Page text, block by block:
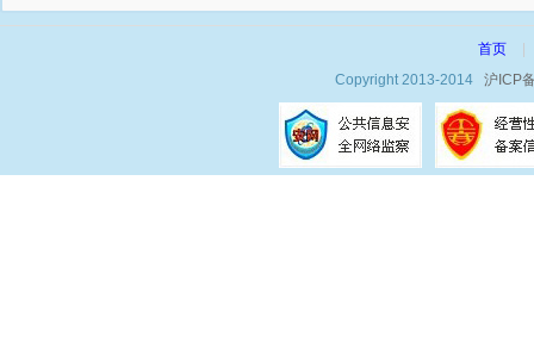
首页
Copyright 2013-2014 沪ICP